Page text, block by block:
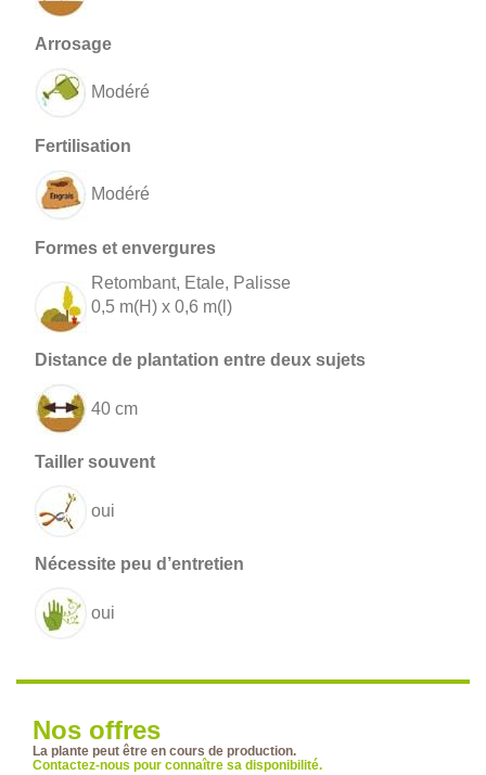
Modéré
Modéré
Retombant, Etale, Palisse
0,5 m(H) x 0,6 m(l)
40 cm
oui
oui
Nos offres
La plante peut être en cours de production.
Contactez-nous pour connaître sa disponibilité.